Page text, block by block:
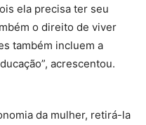
ela precisa ter seu
o direito de viver
também incluem a
acrescentou.
da mulher, retirá-la